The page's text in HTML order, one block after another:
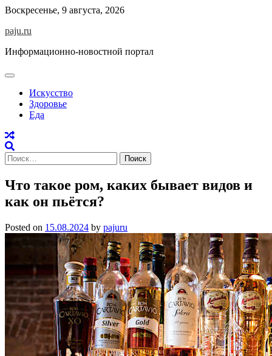
Skip
content
Воскресенье, 9 августа, 2026
paju.ru
Информационно-новостной портал
Искусство
Здоровье
Еда
Найти:
Что такое ром, каких бывает видов и
как он пьётся?
Posted on 15.08.2024 by pajuru